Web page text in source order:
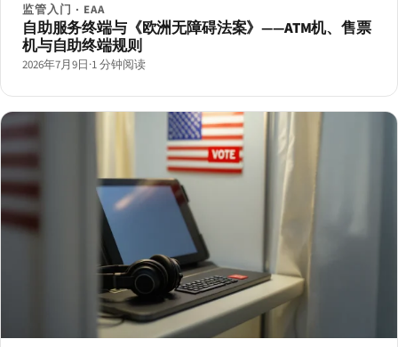
监管入门 · EAA
自助服务终端与《欧洲无障碍法案》——ATM机、售票
机与自助终端规则
2026年7月9日·1 分钟阅读